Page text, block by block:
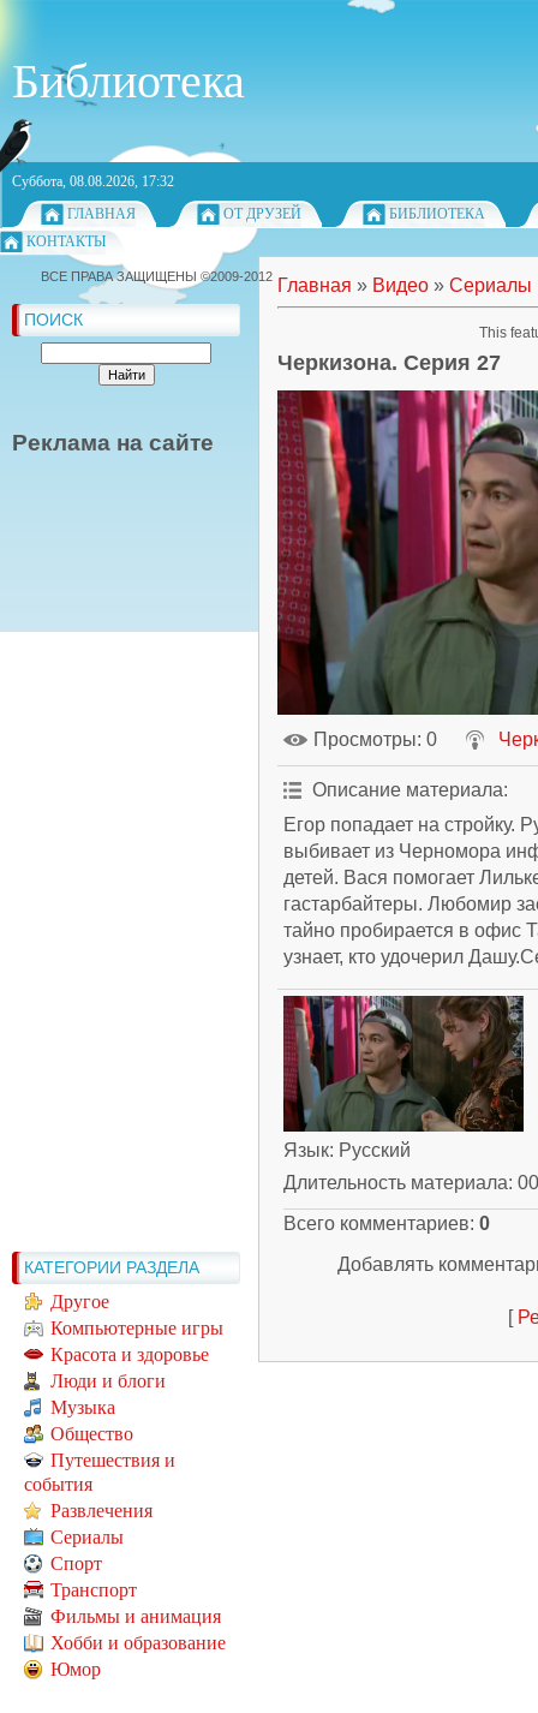
Библиотека
Суббота, 08.08.2026, 17:32
ГЛАВНАЯ
ОТ ДРУЗЕЙ
БИБЛИОТЕКА
КОНТАКТЫ
ПОИСК
Реклама на сайте
КАТЕГОРИИ РАЗДЕЛА
Другое
Компьютерные игры
Красота и здоровье
Люди и блоги
Музыка
Общество
Путешествия и
события
Развлечения
Сериалы
Спорт
Транспорт
Фильмы и анимация
Хобби и образование
Юмор
Главная » Видео » Сериалы
Черкизона. Серия 27
Просмотры: 0
Описание материала:
Егор попадает на стройку.
выбивает из Черномора
детей. Вася помогает
гастарбайтеры. Любомир
тайно пробирается в офис
узнает, кто удочерил
Язык: Русский
Длительность материала:
Всего комментариев: 0
Добавлять
[
ВСЕ ПРАВА ЗАЩИЩЕНЫ ©2009-2012
This